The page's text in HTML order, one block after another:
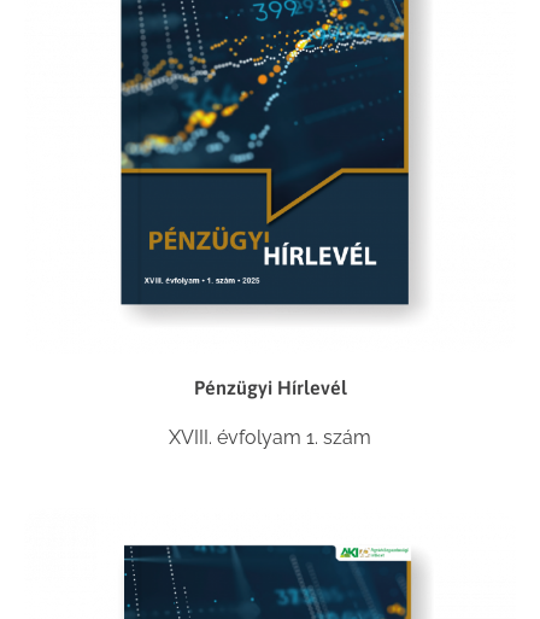
Pénzügyi Hírlevél
XVIII. évfolyam 1. szám